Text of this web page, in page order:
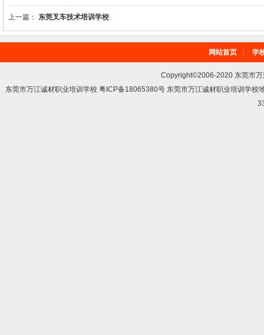
上一篇： 东莞叉车技术培训学校
网站首页 学
Copyright©2006-2020 东莞市
东莞市万江诚材职业培训学校 粤ICP备18065380号 东莞市万江诚材职业培训学